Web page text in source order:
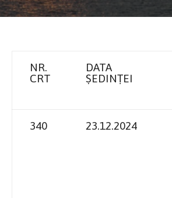
NR.
CRT
DATA
ȘEDINȚEI
340 23.12.2024